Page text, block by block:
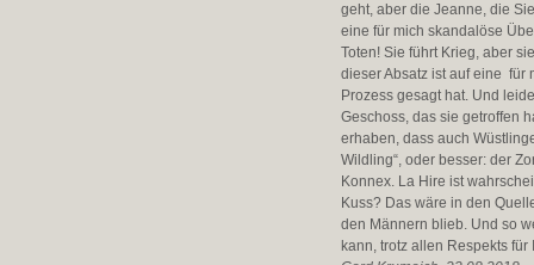
geht, aber die Jeanne, die
eine für mich skandalöse
Toten! Sie führt Krieg, aber
dieser Absatz ist auf eine für
Prozess gesagt hat. Und
Geschoss, das sie getroffen
erhaben, dass auch
Wildling“, oder besser: der
Konnex. La Hire ist
Kuss? Das wäre in den
den Männern blieb. Und so
kann, trotz allen Respekts